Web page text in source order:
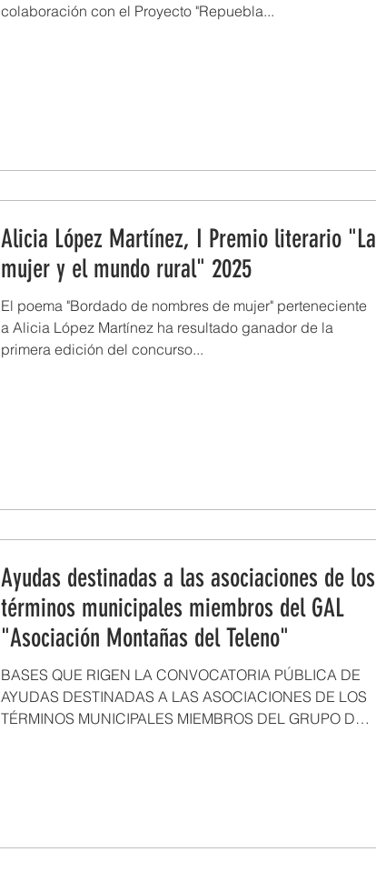
colaboración con el Proyecto "Repuebla...
Alicia López Martínez, I Premio literario "La
mujer y el mundo rural" 2025
El poema "Bordado de nombres de mujer" perteneciente
a Alicia López Martínez ha resultado ganador de la
primera edición del concurso...
Ayudas destinadas a las asociaciones de los
términos municipales miembros del GAL
"Asociación Montañas del Teleno"
BASES QUE RIGEN LA CONVOCATORIA PÚBLICA DE
AYUDAS DESTINADAS A LAS ASOCIACIONES DE LOS
TÉRMINOS MUNICIPALES MIEMBROS DEL GRUPO DE